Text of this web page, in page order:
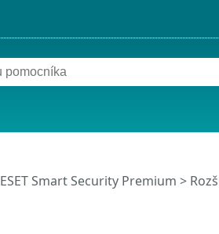
ESET Smart Security Premium >